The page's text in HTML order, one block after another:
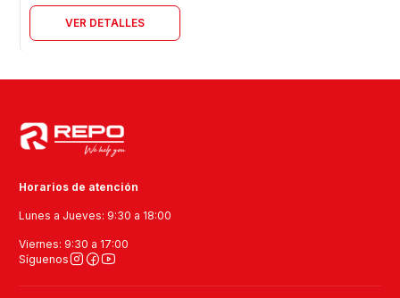
VER DETALLES
Horarios de atención
Lunes a Jueves: 9:30 a 18:00
Viernes: 9:30 a 17:00
Síguenos